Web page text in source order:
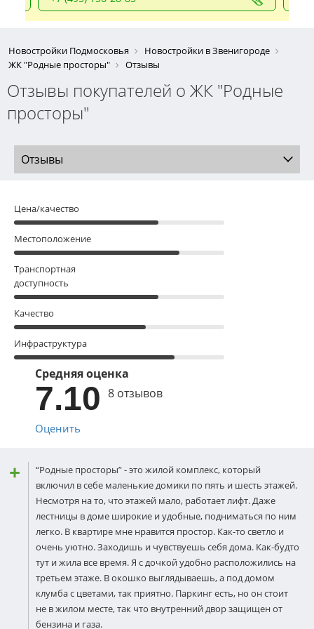
Новостройки Подмосковья
Новостройки в Звенигороде
ЖК "Родные просторы"
Отзывы
Отзывы покупателей о ЖК "Родные
просторы"
Отзывы
Цена/качество
Местоположение
Транспортная
доступность
Качество
Инфраструктура
Средняя оценка
7.10 8 отзывов
Оценить
“Родные просторы” - это жилой комплекс, который
включил в себе маленькие домики по пять и шесть этажей.
Несмотря на то, что этажей мало, работает лифт. Даже
лестницы в доме широкие и удобные, подниматься по ним
легко. В квартире мне нравится простор. Как-то светло и
очень уютно. Заходишь и чувствуешь себя дома. Как-будто
тут и жила все время. Я с дочкой удобно расположились на
третьем этаже. В окошко выглядываешь, а под домом
клумба с цветами, так приятно. Паркинг есть, но он стоит
не в жилом месте, так что внутренний двор защищен от
бензина и газа.